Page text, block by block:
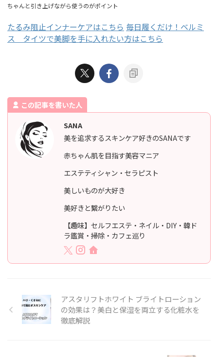
ちゃんと引き上げながら使うのがポイント
たるみ阻止インナーケアはこちら 毎日履くだけ！ベルミ
ス タイツで美脚を手に入れたい方はこちら
この記事を書いた人
SANA
美を追求するスキンケア好きのSANAです
赤ちゃん肌を目指す美容マニア
エステティシャン・セラピスト
美しいものが大好き
美好きと繋がりたい
【趣味】セルフエステ・ネイル・DIY・韓ド
ラ鑑賞・掃除・カフェ巡り
アスタリフトホワイト ブライトローション
の効果は？美白と保湿を両立する化粧水を
徹底解説